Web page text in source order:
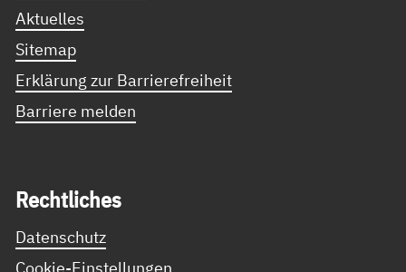
Aktuelles
Sitemap
Erklärung zur Barrierefreiheit
Barriere melden
Recht­li­ches
Datenschutz
Cookie-Einstellungen